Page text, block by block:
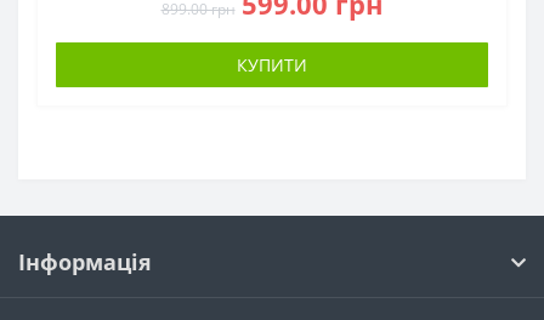
899.00 грн
КУПИТИ
Інформація